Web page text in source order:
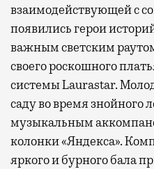
взаимодействующей с
появились герои
важным светским
своего роскошного
системы Laurastar.
саду во время знойного
музыкальным
колонки «Яндекса».
яркого и бурного бала